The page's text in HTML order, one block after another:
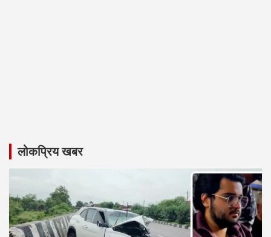
लोकप्रिय खबर